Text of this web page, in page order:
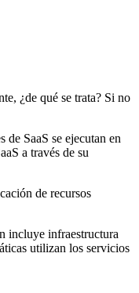
¿de qué se trata? Si no
de SaaS se ejecutan en
a través de su
de recursos
incluye infraestructura
utilizan los servicios